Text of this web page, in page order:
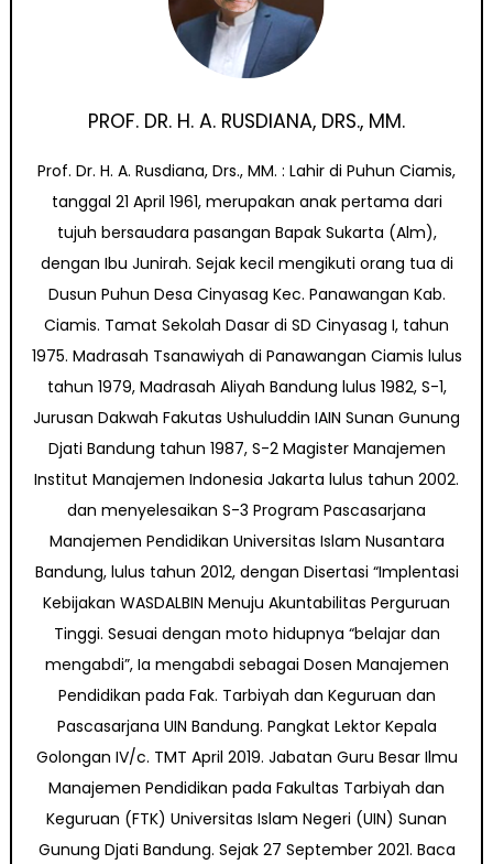
PROF. DR. H. A. RUSDIANA, DRS., MM.
Prof. Dr. H. A. Rusdiana, Drs., MM. : Lahir di Puhun Ciamis,
tanggal 21 April 1961, merupakan anak pertama dari
tujuh bersaudara pasangan Bapak Sukarta (Alm),
dengan Ibu Junirah. Sejak kecil mengikuti orang tua di
Dusun Puhun Desa Cinyasag Kec. Panawangan Kab.
Ciamis. Tamat Sekolah Dasar di SD Cinyasag I, tahun
1975. Madrasah Tsanawiyah di Panawangan Ciamis lulus
tahun 1979, Madrasah Aliyah Bandung lulus 1982, S-1,
Jurusan Dakwah Fakutas Ushuluddin IAIN Sunan Gunung
Djati Bandung tahun 1987, S-2 Magister Manajemen
Institut Manajemen Indonesia Jakarta lulus tahun 2002.
dan menyelesaikan S-3 Program Pascasarjana
Manajemen Pendidikan Universitas Islam Nusantara
Bandung, lulus tahun 2012, dengan Disertasi “Implentasi
Kebijakan WASDALBIN Menuju Akuntabilitas Perguruan
Tinggi. Sesuai dengan moto hidupnya “belajar dan
mengabdi”, Ia mengabdi sebagai Dosen Manajemen
Pendidikan pada Fak. Tarbiyah dan Keguruan dan
Pascasarjana UIN Bandung. Pangkat Lektor Kepala
Golongan IV/c. TMT April 2019. Jabatan Guru Besar Ilmu
Manajemen Pendidikan pada Fakultas Tarbiyah dan
Keguruan (FTK) Universitas Islam Negeri (UIN) Sunan
Gunung Djati Bandung. Sejak 27 September 2021. Baca